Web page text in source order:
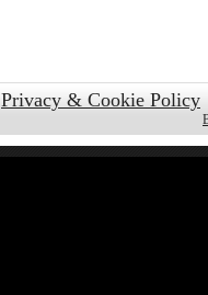
Privacy & Cookie Policy